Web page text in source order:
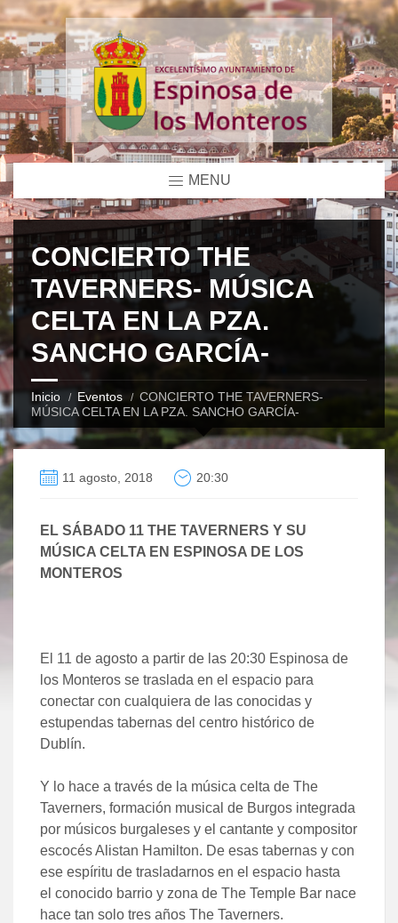
MENU
CONCIERTO THE
TAVERNERS- MÚSICA
CELTA EN LA PZA.
SANCHO GARCÍA-
Inicio Eventos
CONCIERTO THE TAVERNERS-
MÚSICA CELTA EN LA PZA. SANCHO GARCÍA-
11 agosto, 2018 20:30
EL SÁBADO 11 THE TAVERNERS Y SU
MÚSICA CELTA EN ESPINOSA DE LOS
MONTEROS
El 11 de agosto a partir de las 20:30 Espinosa de
los Monteros se traslada en el espacio para
conectar con cualquiera de las conocidas y
estupendas tabernas del centro histórico de
Dublín.
Y lo hace a través de la música celta de The
Taverners, formación musical de Burgos integrada
por músicos burgaleses y el cantante y compositor
escocés Alistan Hamilton. De esas tabernas y con
ese espíritu de trasladarnos en el espacio hasta
el conocido barrio y zona de The Temple Bar nace
hace tan solo tres años The Taverners.